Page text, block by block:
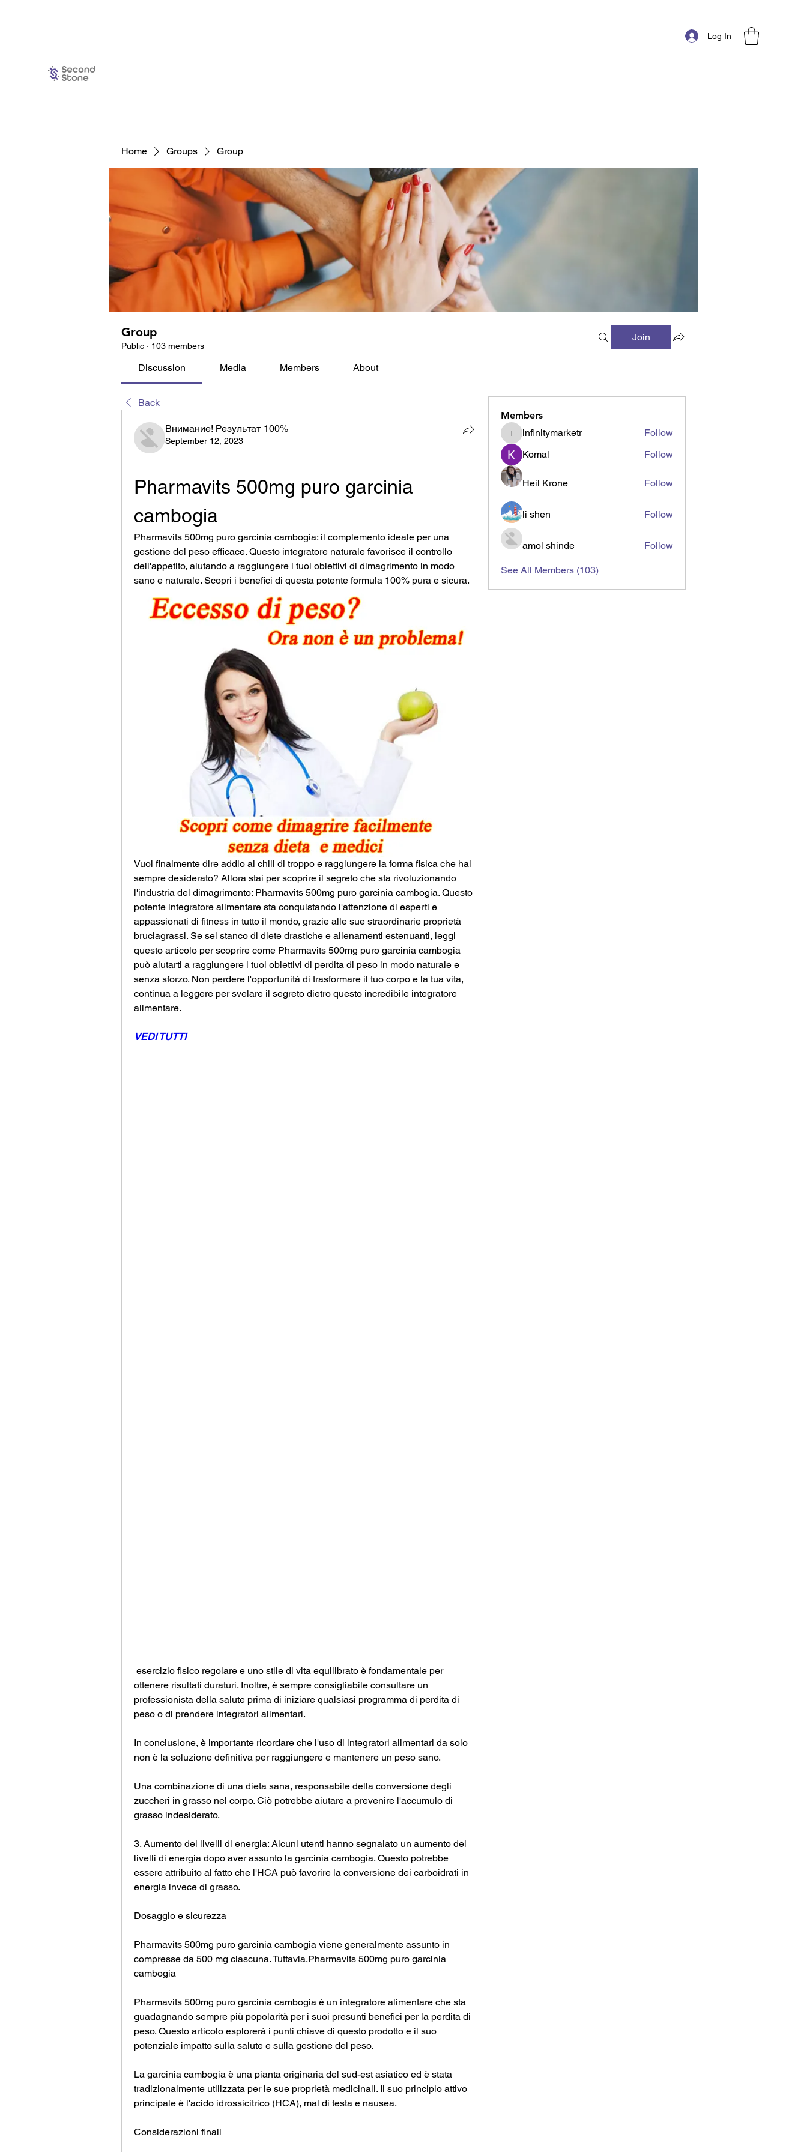
Log In
Home Groups Group
Group
Public · 103 members
Join
Discussion Media Members About
Back
Внимание! Результат 100%
September 12, 2023
Pharmavits 500mg puro garcinia
cambogia
Pharmavits 500mg puro garcinia cambogia: il complemento ideale per una
gestione del peso efficace. Questo integratore naturale favorisce il controllo
dell'appetito, aiutando a raggiungere i tuoi obiettivi di dimagrimento in modo
sano e naturale. Scopri i benefici di questa potente formula 100% pura e sicura.
Vuoi finalmente dire addio ai chili di troppo e raggiungere la forma fisica che hai
sempre desiderato? Allora stai per scoprire il segreto che sta rivoluzionando
l'industria del dimagrimento: Pharmavits 500mg puro garcinia cambogia. Questo
potente integratore alimentare sta conquistando l'attenzione di esperti e
appassionati di fitness in tutto il mondo, grazie alle sue straordinarie proprietà
bruciagrassi. Se sei stanco di diete drastiche e allenamenti estenuanti, leggi
questo articolo per scoprire come Pharmavits 500mg puro garcinia cambogia
può aiutarti a raggiungere i tuoi obiettivi di perdita di peso in modo naturale e
senza sforzo. Non perdere l'opportunità di trasformare il tuo corpo e la tua vita,
continua a leggere per svelare il segreto dietro questo incredibile integratore
alimentare.
VEDI TUTTI
ottenere risultati duraturi. Inoltre, è sempre consigliabile consultare un
professionista della salute prima di iniziare qualsiasi programma di perdita di
peso o di prendere integratori alimentari.
In conclusione, è importante ricordare che l'uso di integratori alimentari da solo
non è la soluzione definitiva per raggiungere e mantenere un peso sano.
Una combinazione di una dieta sana, responsabile della conversione degli
zuccheri in grasso nel corpo. Ciò potrebbe aiutare a prevenire l'accumulo di
grasso indesiderato.
3. Aumento dei livelli di energia: Alcuni utenti hanno segnalato un aumento dei
livelli di energia dopo aver assunto la garcinia cambogia. Questo potrebbe
essere attribuito al fatto che l'HCA può favorire la conversione dei carboidrati in
energia invece di grasso.
Dosaggio e sicurezza
Pharmavits 500mg puro garcinia cambogia viene generalmente assunto in
compresse da 500 mg ciascuna. Tuttavia,Pharmavits 500mg puro garcinia
cambogia
Pharmavits 500mg puro garcinia cambogia è un integratore alimentare che sta
guadagnando sempre più popolarità per i suoi presunti benefici per la perdita di
peso. Questo articolo esplorerà i punti chiave di questo prodotto e il suo
potenziale impatto sulla salute e sulla gestione del peso.
La garcinia cambogia è una pianta originaria del sud-est asiatico ed è stata
tradizionalmente utilizzata per le sue proprietà medicinali. Il suo principio attivo
principale è l'acido idrossicitrico (HCA), mal di testa e nausea.
Considerazioni finali
Members
infinitymarketr
infinitymarketr
Follow
Komal
Follow
Heil Krone Follow
li shen Follow
amol shinde Follow
See All Members (103)